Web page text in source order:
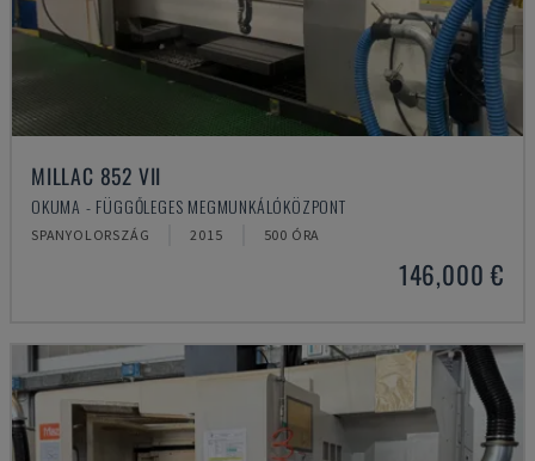
MILLAC 852 VII
OKUMA - FÜGGŐLEGES MEGMUNKÁLÓKÖZPONT
SPANYOLORSZÁG 2015 500 ÓRA
146,000 €